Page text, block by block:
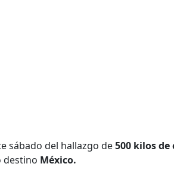
sábado del hallazgo de500 kilos
destino México.